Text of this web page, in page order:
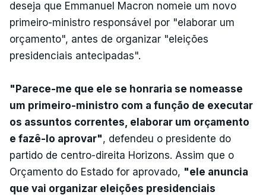
deseja que Emmanuel Macron nomeie um novo
primeiro-ministro responsável por "elaborar um
orçamento", antes de organizar "eleições
presidenciais antecipadas".
"Parece-me que ele se honraria se nomeasse
um primeiro-ministro com a função de executar
os assuntos correntes, elaborar um orçamento
e fazê-lo aprovar", defendeu o presidente do
partido de centro-direita Horizons. Assim que o
Orçamento do Estado for aprovado, "ele anuncia
que vai organizar eleições presidenciais